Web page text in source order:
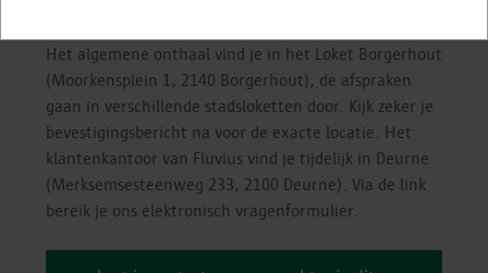
Het algemene onthaal vind je in het Loket Borgerhout
(Moorkensplein 1, 2140 Borgerhout), de afspraken
gaan in verschillende stadsloketten door. Kijk zeker je
bevestigingsbericht na voor de exacte locatie. Het
klantenkantoor van Fluvius vind je tijdelijk in Deurne
(Merksemsesteenweg 233, 2100 Deurne). Via de link
bereik je ons elektronisch vragenformulier.